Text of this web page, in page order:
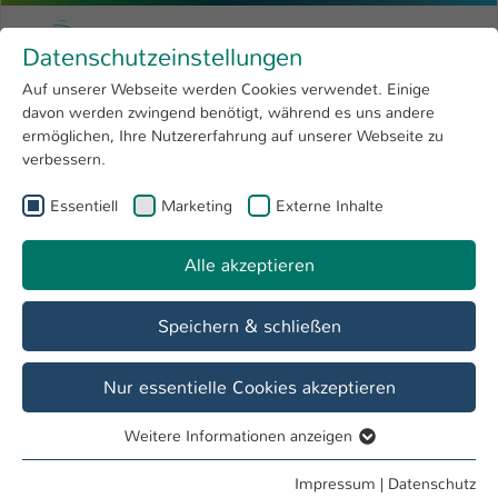
Menu
Forschung 4
Open submenu
Hochschule
International
Zum Hauptinhalt springen
Hochschule Kaiserslautern
Sie sind hier:
Betriebswirtschaft
Fachbereich
Übersicht Studieninteressierte Studierende
Termine & Events im Fachbereich
Betriebswirtschaft
Datenschutzeinstellungen
Auf unserer Webseite werden Cookies verwendet. Einige
davon werden zwingend benötigt, während es uns andere
ermöglichen, Ihre Nutzererfahrung auf unserer Webseite zu
verbessern.
Essentiell Marketing Externe Inhalte
Alle akzeptieren
Speichern & schließen
Nur essentielle Cookies akzeptieren
Essentielle Cookies werden für grundlegende Funktionen
Weitere Informationen anzeigen
Impressum | Datenschutz